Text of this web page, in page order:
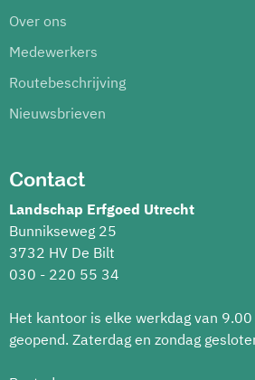
Over ons
Medewerkers
Routebeschrijving
Nieuwsbrieven
Contact
Landschap Erfgoed Utrecht
Bunnikseweg 25
3732 HV De Bilt
030 - 220 55 34
Het kantoor is elke werkdag van
geopend. Zaterdag en zondag